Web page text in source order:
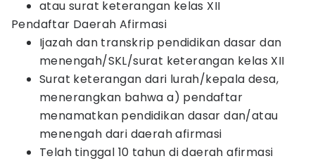
atau surat keterangan kelas XII
Pendaftar Daerah Afirmasi
Ijazah dan transkrip pendidikan dasar dan
menengah/SKL/surat keterangan kelas XII
Surat keterangan dari lurah/kepala desa,
menerangkan bahwa a) pendaftar
menamatkan pendidikan dasar dan/atau
menengah dari daerah afirmasi
Telah tinggal 10 tahun di daerah afirmasi